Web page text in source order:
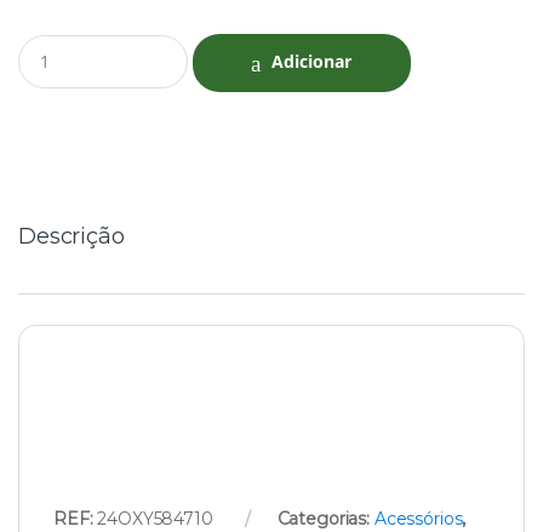
Q
u
Adicionar
Descrição
REF:24OXY584710 Categorias: Acessórios,